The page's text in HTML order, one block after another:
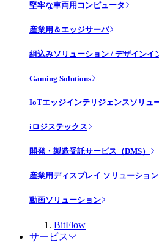
堅牢な車両用コンピュータ
産業用＆エッジサーバ
組込みソリューション / デザインイ
Gaming Solutions
IoTエッジインテリジェンスソリュ
iロジステックス
開発・製造受託サービス（DMS）
産業用ディスプレイ ソリューション
動画ソリューション
BitFlow
サービス